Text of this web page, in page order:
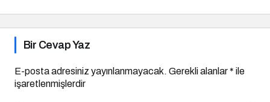
Bir Cevap Yaz
E-posta adresiniz yayınlanmayacak. Gerekli alanlar* ile
işaretlenmişlerdir